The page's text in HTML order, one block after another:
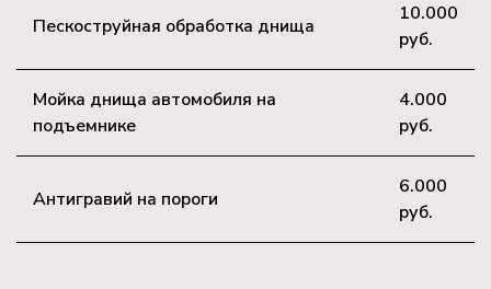
Пескоструйная обработка днища
10.000
руб.
Мойка днища автомобиля на
подъемнике
4.000
руб.
Антигравий на пороги
6.000
руб.